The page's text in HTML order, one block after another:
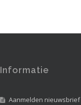
Informatie
Aanmelden nieuwsbrief